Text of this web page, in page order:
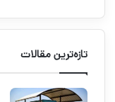
تازه‌ترین مقالات